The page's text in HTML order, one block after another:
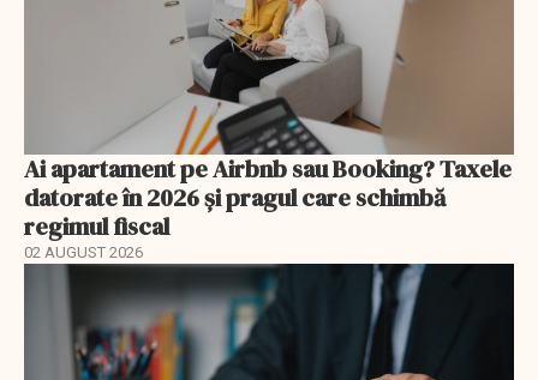
Ai apartament pe Airbnb sau Booking? Taxele
datorate în 2026 și pragul care schimbă
regimul fiscal
02 AUGUST 2026